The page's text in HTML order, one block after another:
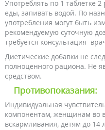
Употреблять по 1 таблетке
еды, запивать водой. По
употребления могут быть
рекомендуемую суточную
требуется консультация
Диетические добавки не
полноценного рациона. Не
средством.
Противопоказания:
Индивидуальная
компонентам, женщинам во
вскармливания, детям до 14